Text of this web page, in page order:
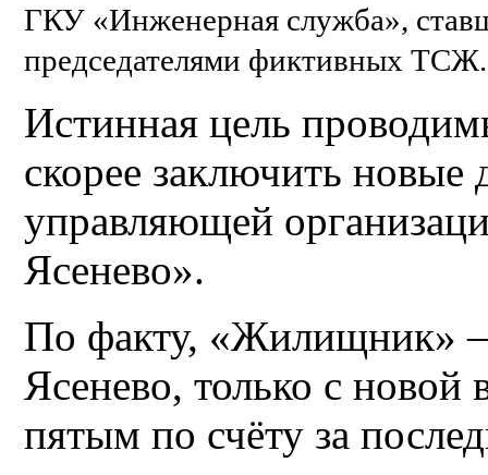
ГКУ «Инженерная служба»,
председателями фиктивных ТСЖ.
Истинная цель
скорее заключить новые
управляющей
Ясенево».
По факту, «Жилищник»
Ясенево, только с
пятым по счёту за